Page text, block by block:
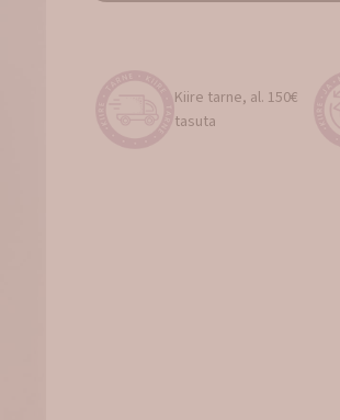
Kiire tarne, al. 150€
tasuta